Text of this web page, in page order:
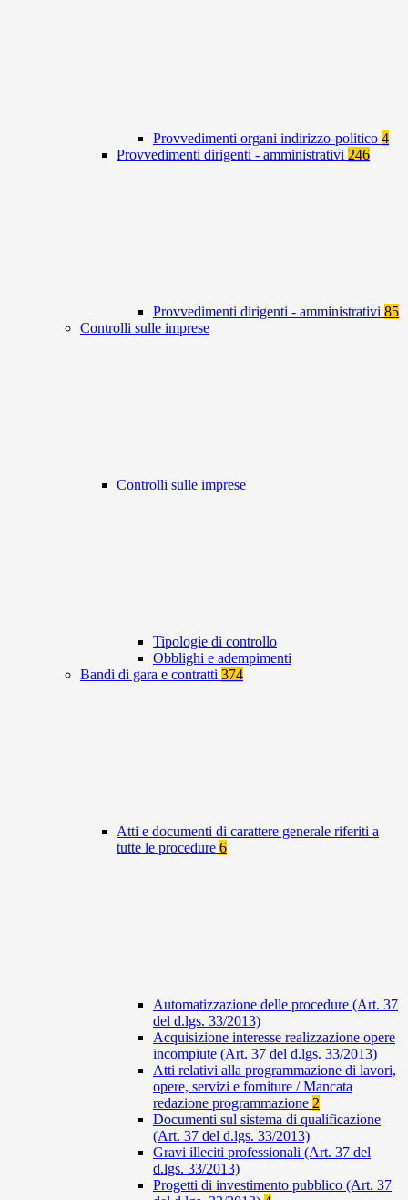
Provvedimenti organi indirizzo-politico 4
Provvedimenti dirigenti - amministrativi 246
Provvedimenti dirigenti - amministrativi 85
Controlli sulle imprese
Controlli sulle imprese
Tipologie di controllo
Obblighi e adempimenti
Bandi di gara e contratti 374
Atti e documenti di carattere generale riferiti a
tutte le procedure 6
Automatizzazione delle procedure (Art. 37
del d.lgs. 33/2013)
Acquisizione interesse realizzazione opere
incompiute (Art. 37 del d.lgs. 33/2013)
Atti relativi alla programmazione di lavori,
opere, servizi e forniture / Mancata
redazione programmazione 2
Documenti sul sistema di qualificazione
(Art. 37 del d.lgs. 33/2013)
Gravi illeciti professionali (Art. 37 del
d.lgs. 33/2013)
Progetti di investimento pubblico (Art. 37